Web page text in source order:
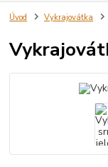
Úvod Vykrajovátka